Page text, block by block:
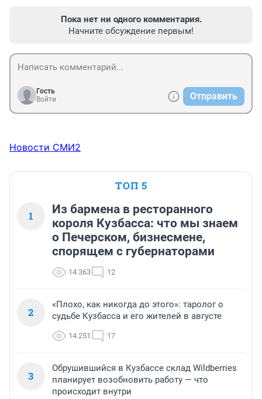
Пока нет ни одного комментария.
Начните обсуждение первым!
Гость
Войти
Отправить
Новости СМИ2
ТОП 5
1
Из бармена в ресторанного
короля Кузбасса: что мы знаем
о Печерском, бизнесмене,
спорящем с губернаторами
14 363 12
2
«Плохо, как никогда до этого»: таролог о
судьбе Кузбасса и его жителей в августе
14 251 17
3
Обрушившийся в Кузбассе склад Wildberries
планирует возобновить работу — что
происходит внутри